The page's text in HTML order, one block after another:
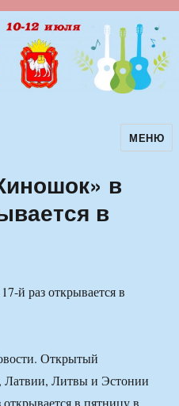
авторскойМЕНЮ
в
в
Открытый
Латвии, Литвы и Эстонии